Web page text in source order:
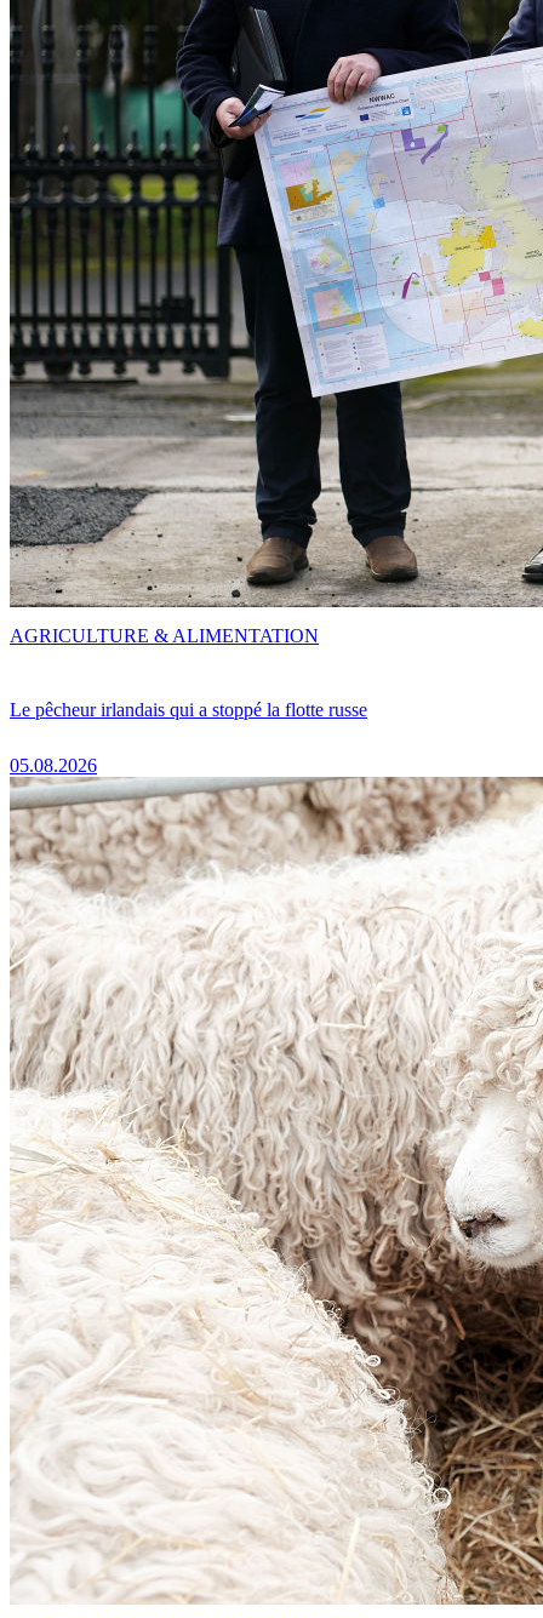
Le pêcheur irlandais qui a stoppé la flotte russe
05.08.2026
AGRICULTURE & ALIMENTATION